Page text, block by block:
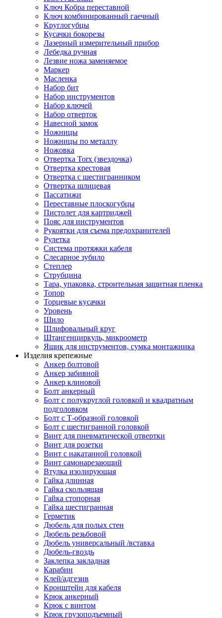
Ключ Кобра переставной
Ключ комбинированный гаечный
Круглогубцы
Кусачки бокорезы
Лазерный измерительный прибор
Лебедка ручная
Лезвие ножа заменяемое
Маркер
Масленка
Набор бит
Набор инструментов
Набор ключей
Набор отверток
Навесной замок
Ножницы
Ножницы по металлу
Ножовка
Отвертка Torx (звездочка)
Отвертка крестовая
Отвертка с шестигранником
Отвертка шлицевая
Пассатижи
Переставные плоскогубцы
Пистолет для картриджей
Пояс для инструментов
Рукоятки для съема предохранителей
Рулетка
Система протяжки кабеля
Слесарное зубило
Степлер
Струбцина
Тара, упаковка, строительная защитная пленка
Топор
Торцевые кусачки
Уровень
Шило
Шлифовальный круг
Штангенциркуль, микроометр
Ящик для инструментов, сумка монтажника
Изделия крепежные
Анкер болтовой
Анкер забивной
Анкер клиновой
Болт анкерный
Болт с полукруглой головкой и квадратным
подголовком
Болт с Т-образной головкой
Болт с шестигранной головкой
Винт для пневматической отвертки
Винт для розетки
Винт с накатанной головкой
Винт самонарезающий
Втулка изолирующая
Гайка длинная
Гайка скользящая
Гайка стопорная
Гайка шестигранная
Герметик
Дюбель для полых стен
Дюбель резьбовой
Дюбель универсальный /вставка
Дюбель-гвоздь
Заклепка закладная
Карабин
Клей/адгезив
Кронштейн для кабеля
Крюк анкерный
Крюк с винтом
Крюк грузоподъемный